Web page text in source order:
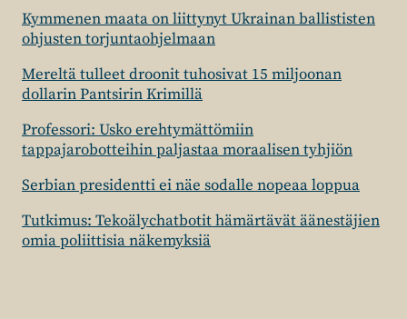
Kymmenen maata on liittynyt Ukrainan ballististen
ohjusten torjuntaohjelmaan
Mereltä tulleet droonit tuhosivat 15 miljoonan
dollarin Pantsirin Krimillä
Professori: Usko erehtymättömiin
tappajarobotteihin paljastaa moraalisen tyhjiön
Serbian presidentti ei näe sodalle nopeaa loppua
Tutkimus: Tekoälychatbotit hämärtävät äänestäjien
omia poliittisia näkemyksiä